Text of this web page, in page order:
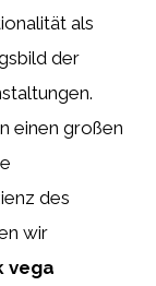
als
der
einen großen
des
wir
vega